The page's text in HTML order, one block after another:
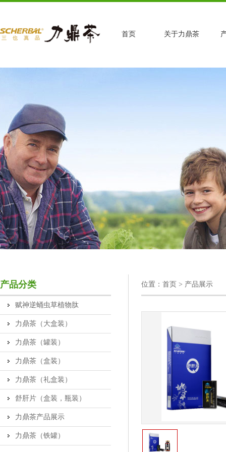
首页 关于力鼎茶
产品分类
赋神逆蛹虫草植物肽
力鼎茶（大盒装）
力鼎茶（罐装）
力鼎茶（盒装）
力鼎茶（礼盒装）
舒肝片（盒装，瓶装）
力鼎茶产品展示
力鼎茶（铁罐）
位置： 首页 > 产品展示